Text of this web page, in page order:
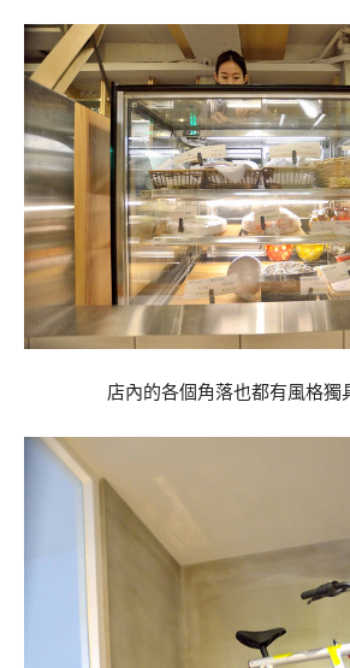
店內的各個角落也都有風格獨